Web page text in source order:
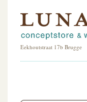
Eekhoutstraat 17b